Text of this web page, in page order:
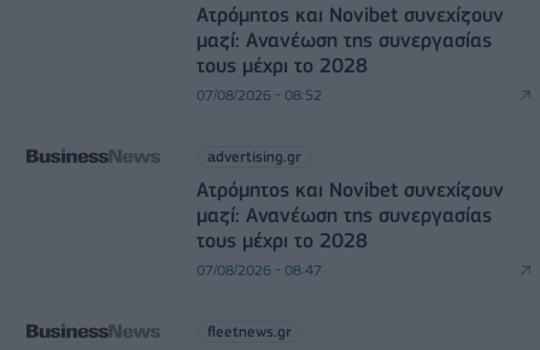
Ατρόμητος και Novibet συνεχίζουν
μαζί: Ανανέωση της συνεργασίας
τους μέχρι το 2028
07/08/2026 - 08:52
advertising.gr
Ατρόμητος και Novibet συνεχίζουν
μαζί: Ανανέωση της συνεργασίας
τους μέχρι το 2028
07/08/2026 - 08:47
fleetnews.gr